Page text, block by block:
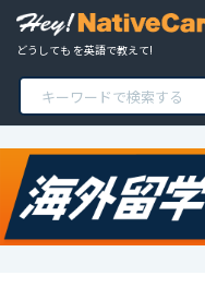
どうしても を英語で教えて!